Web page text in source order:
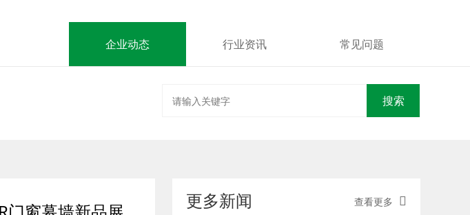
企业动态 行业资讯 常见问题
搜索
更多新闻 查看更多